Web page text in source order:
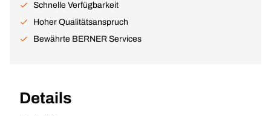
Schnelle Verfügbarkeit
Hoher Qualitätsanspruch
Bewährte BERNER Services
Details